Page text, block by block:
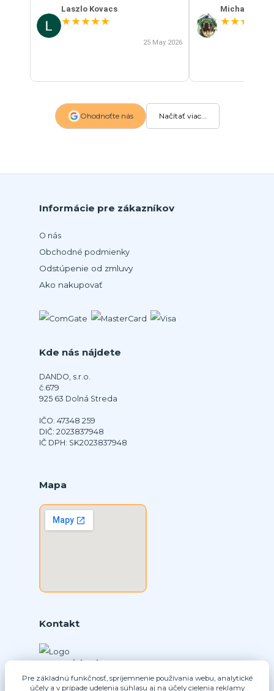
Laszlo Kovacs
★★★★★
25 May 2026
Michal Szabo
★★★
Ohodnoťte nás Načítať viac...
Informácie pre zákazníkov
O nás
Obchodné podmienky
Odstúpenie od zmluvy
Ako nakupovať
Kde nás nájdete
DANDO, s.r.o.
č.679
925 63 Dolná Streda
IČO: 47348 259
DIČ: 2023837948
IČ DPH: SK2023837948
Mapa
Kontakt
+421 902331936
(Po-Pia, 8-16 hod.)
Pre základnú funkčnosť, spríjemnenie používania webu, analytické
účely a v prípade udelenia súhlasu aj na účely cielenia reklamy